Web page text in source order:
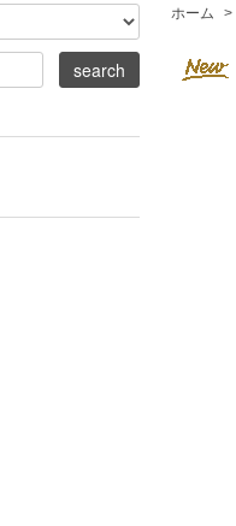
ホーム >